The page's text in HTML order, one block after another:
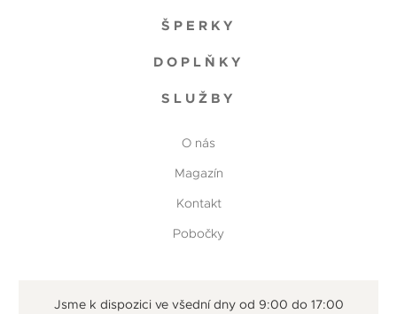
ŠPERKY
DOPLŇKY
SLUŽBY
O nás
Magazín
Kontakt
Pobočky
Jsme k dispozici ve všední dny od 9:00 do 17:00